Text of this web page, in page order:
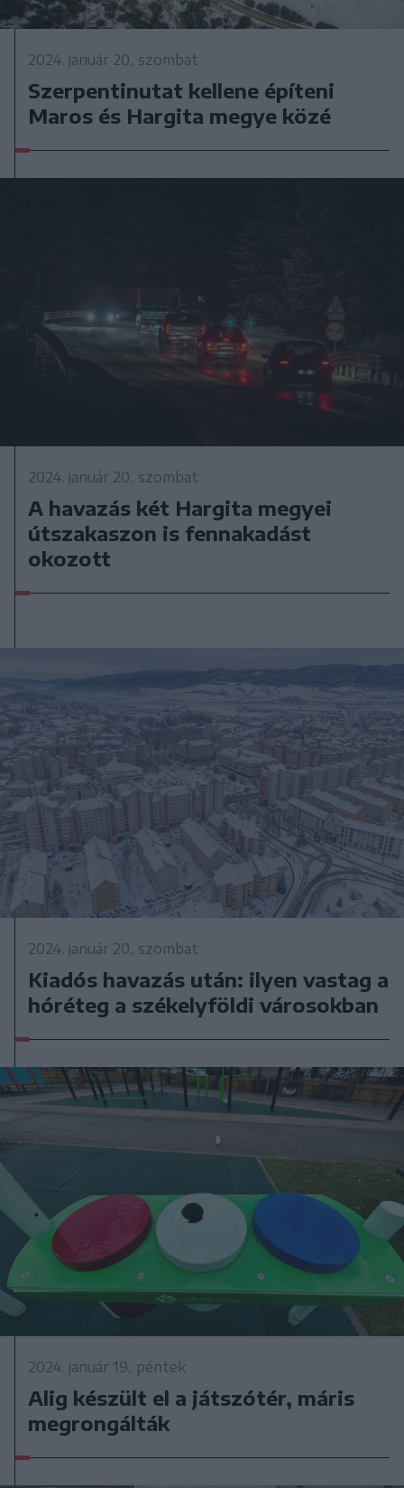
2024. január 20., szombat
Szerpentinutat kellene építeni
Maros és Hargita megye közé
2024. január 20., szombat
A havazás két Hargita megyei
útszakaszon is fennakadást
okozott
2024. január 20., szombat
Kiadós havazás után: ilyen vastag a
hóréteg a székelyföldi városokban
2024. január 19., péntek
Alig készült el a játszótér, máris
megrongálták